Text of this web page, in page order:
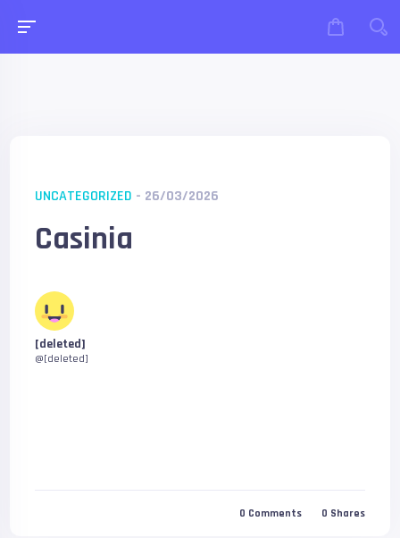
UNCATEGORIZED - 26/03/2026
Casinia
[deleted]
@[deleted]
0 Comments 0 Shares